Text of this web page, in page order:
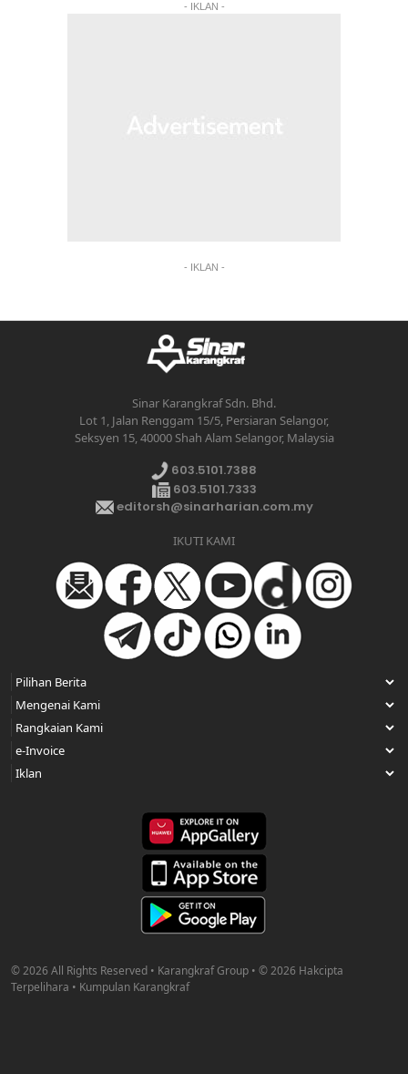
- IKLAN -
- IKLAN -
Sinar Karangkraf Sdn. Bhd.
Lot 1, Jalan Renggam 15/5, Persiaran Selangor,
Seksyen 15, 40000 Shah Alam Selangor, Malaysia
603.5101.7388
603.5101.7333
editorsh@sinarharian.com.my
IKUTI KAMI
© 2026 All Rights Reserved • Karangkraf Group • © 2026 Hakcipta
Terpelihara • Kumpulan Karangkraf